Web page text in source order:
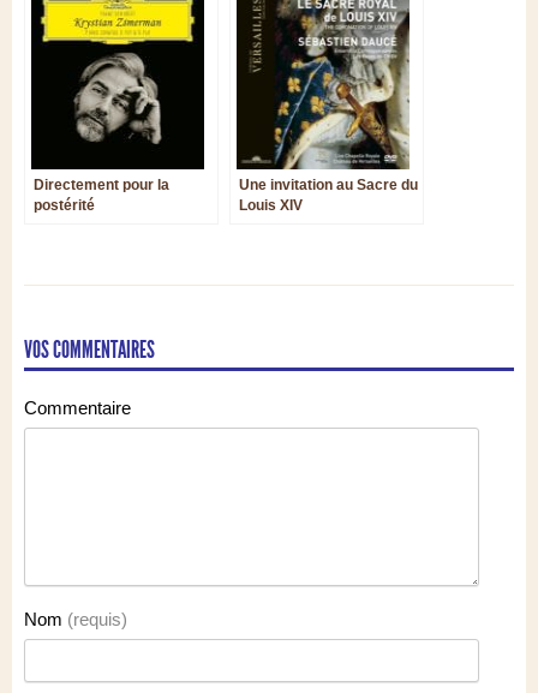
Directement pour la
postérité
Une invitation au Sacre du
Louis XIV
VOS COMMENTAIRES
Commentaire
Nom (requis)